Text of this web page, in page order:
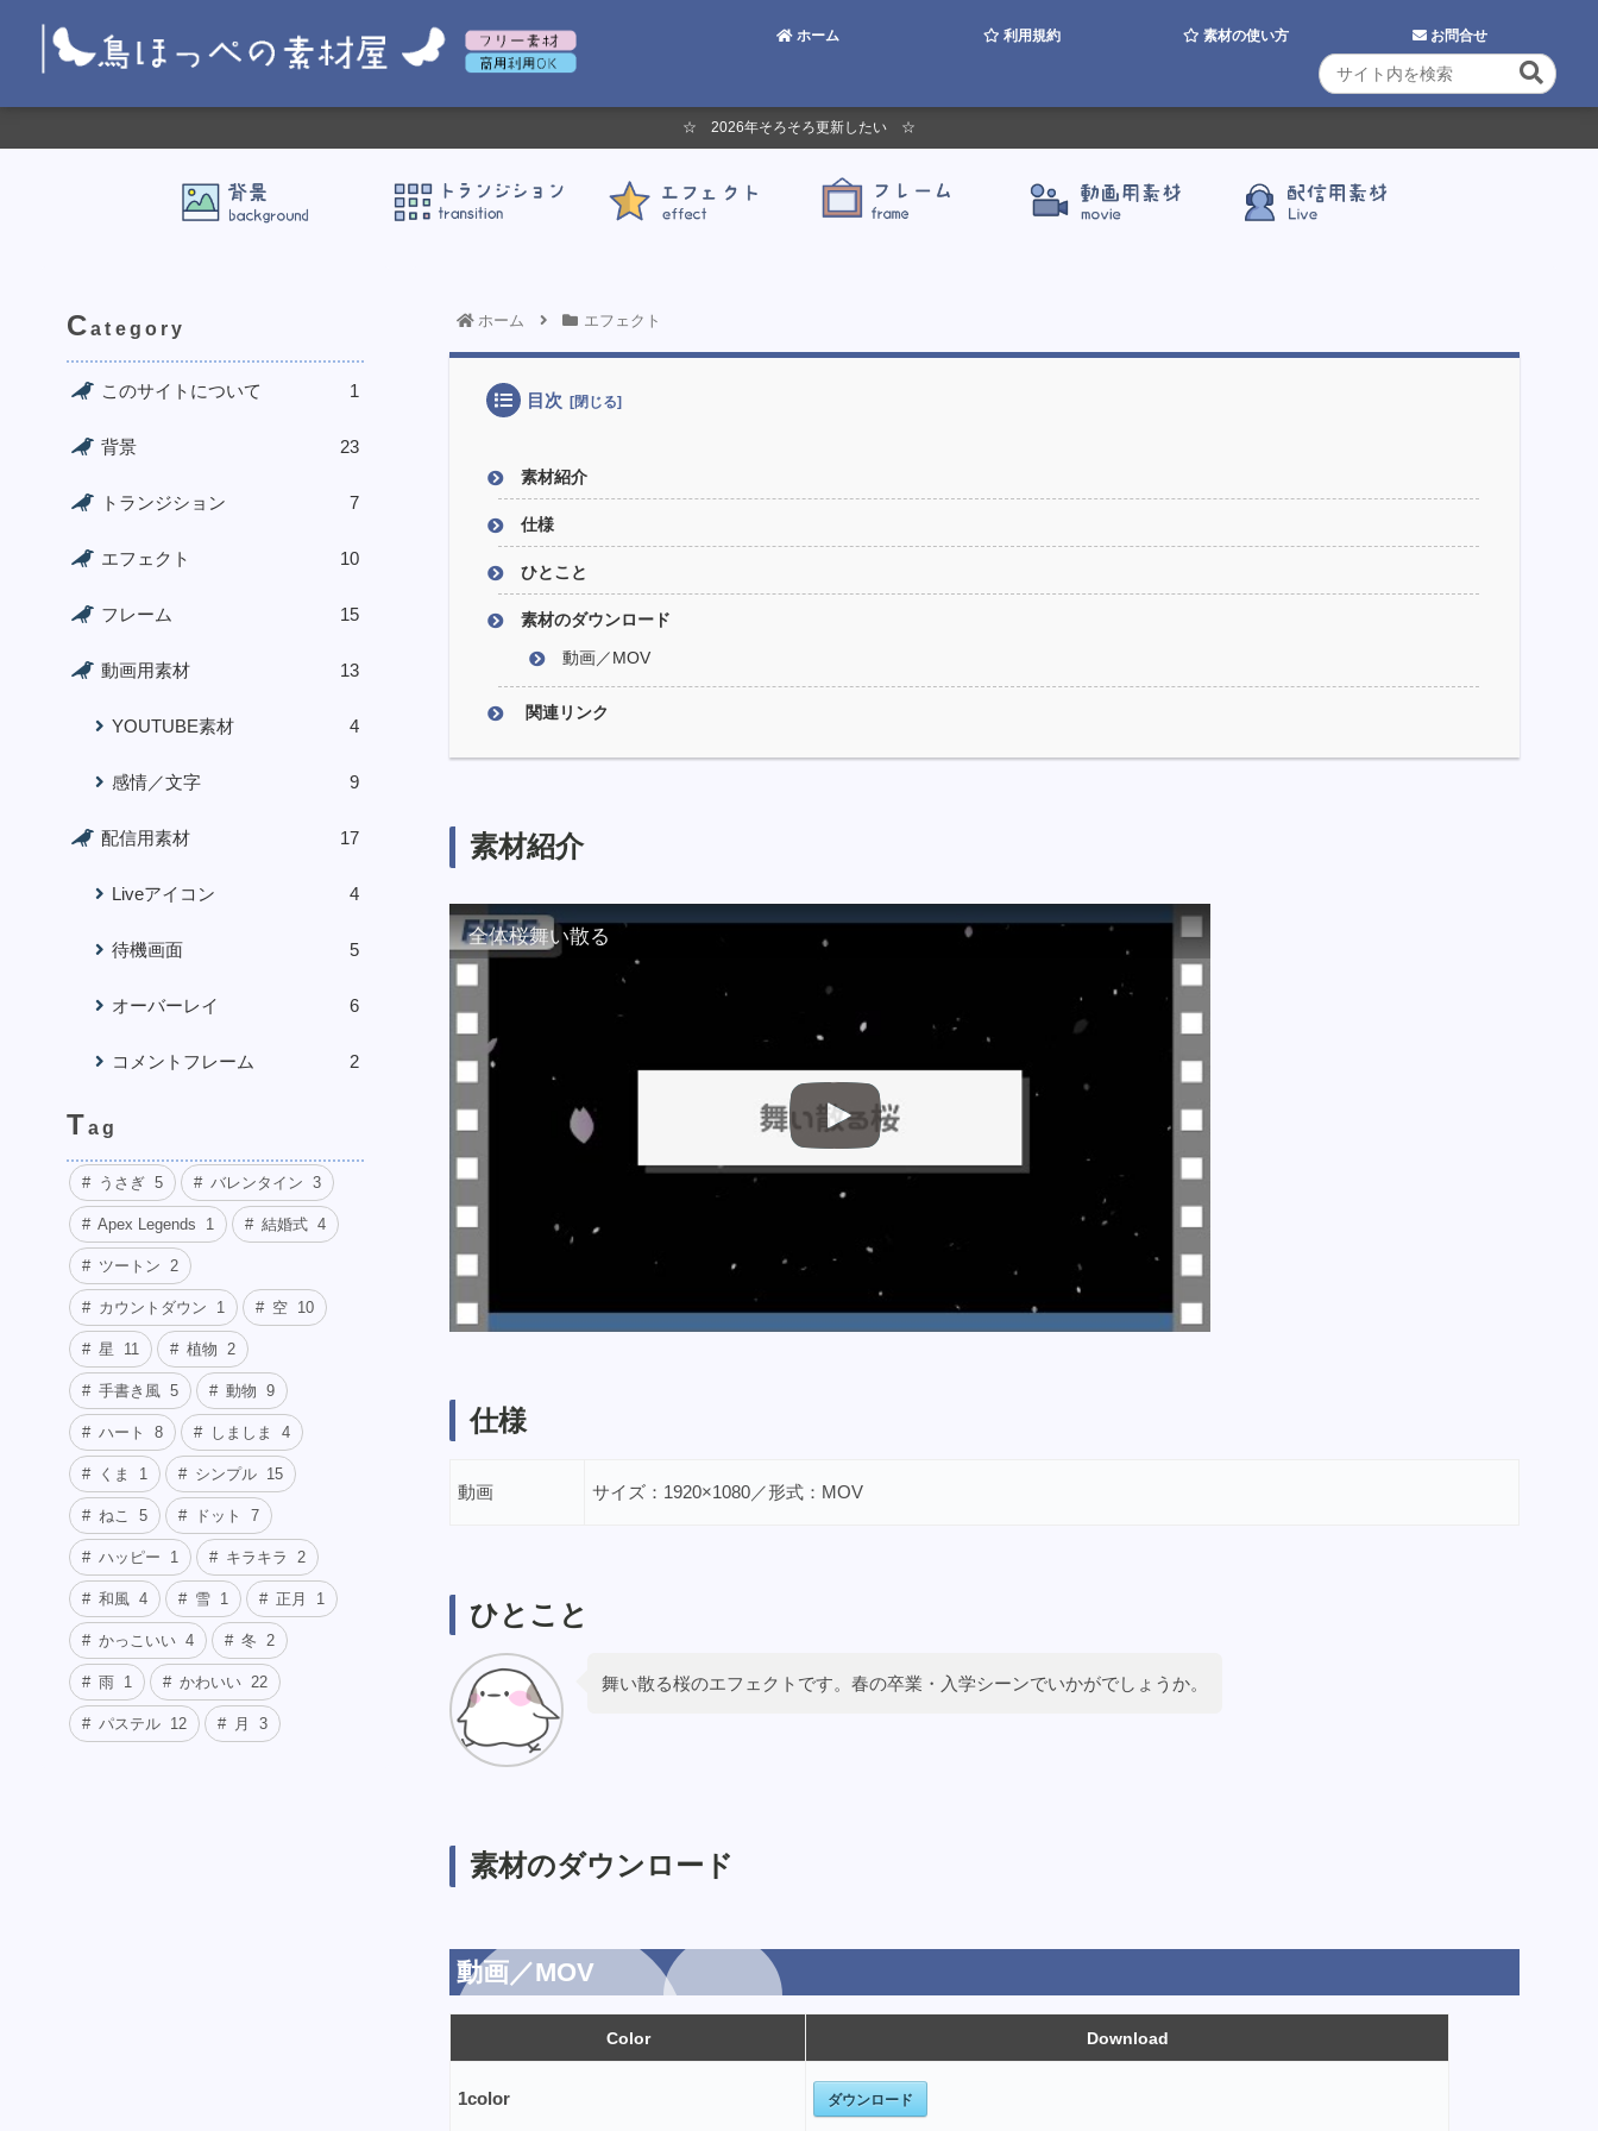
ホーム 利用規約 素材の使い方 お問合せ
☆ 2026年そろそろ更新したい ☆
ホーム エフェクト
目次
素材紹介
仕様
ひとこと
素材のダウンロード
動画／MOV
関連リンク
素材紹介
全体桜舞い散る
仕様
動画 サイズ：1920×1080／形式：MOV
ひとこと
舞い散る桜のエフェクトです。春の卒業・入学シーンでいかがでしょうか。
素材のダウンロード
動画／MOV
Color Download
1color ダウンロード
Category
このサイトについて 1
背景 23
トランジション 7
エフェクト 10
フレーム 15
動画用素材 13
YOUTUBE素材 4
感情／文字 9
配信用素材 17
Liveアイコン 4
待機画面 5
オーバーレイ 6
コメントフレーム 2
Tag
うさぎ 5 バレンタイン 3
Apex Legends 1 結婚式 4
ツートン 2
カウントダウン 1 空 10
星 11 植物 2
手書き風 5 動物 9
ハート 8 しましま 4
くま 1 シンプル 15
ねこ 5 ドット 7
ハッピー 1 キラキラ 2
和風 4 雪 1 正月 1
かっこいい 4 冬 2
雨 1 かわいい 22
パステル 12 月 3